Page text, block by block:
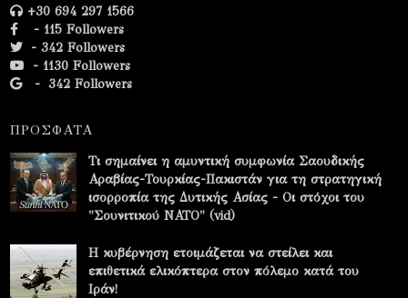
+30 694 297 1566
- 115 Followers
- 342 Followers
- 1130 Followers
- 342 Followers
ΠΡΟΣΦΑΤΑ
Τι σημαίνει η αμυντική συμφωνία Σαουδικής
Αραβίας-Τουρκίας-Πακιστάν για τη στρατηγική
ισορροπία της Δυτικής Ασίας - Οι στόχοι του
"Σουνιτικού ΝΑΤΟ" (vid)
Η κυβέρνηση ετοιμάζεται να στείλει και
επιθετικά ελικόπτερα στον πόλεμο κατά του
Ιράν!